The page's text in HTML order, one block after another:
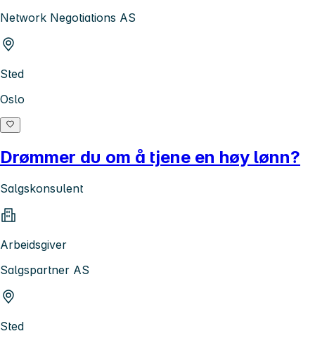
Network Negotiations AS
Sted
Oslo
Drømmer du om å tjene en høy lønn?
Salgskonsulent
Arbeidsgiver
Salgspartner AS
Sted